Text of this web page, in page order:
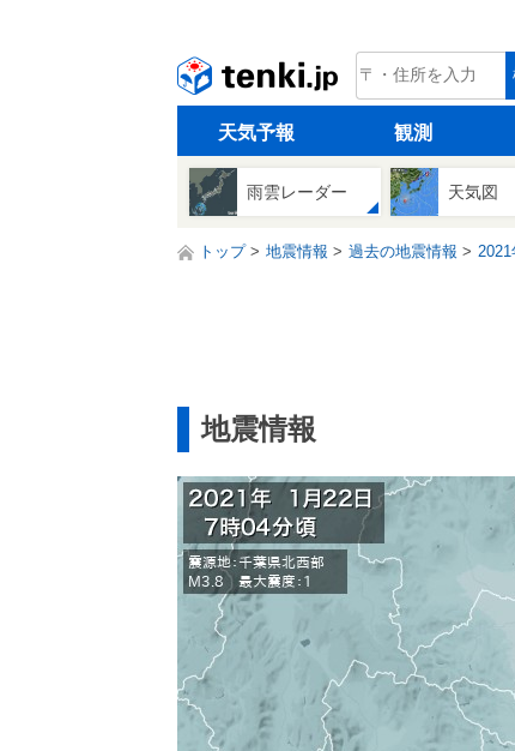
tenki.jp
天気予報 観測
雨雲レーダー 天気図
トップ 地震情報 過去の地震情報 2021
地震情報